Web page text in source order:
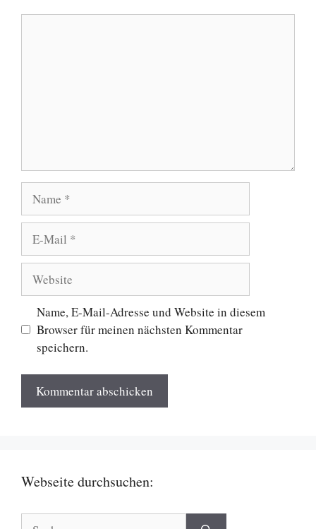
Mail
Name, E-Mail-Adresse und Website in diesem
Browser für meinen nächsten Kommentar
speichern.
Webseite durchsuchen: